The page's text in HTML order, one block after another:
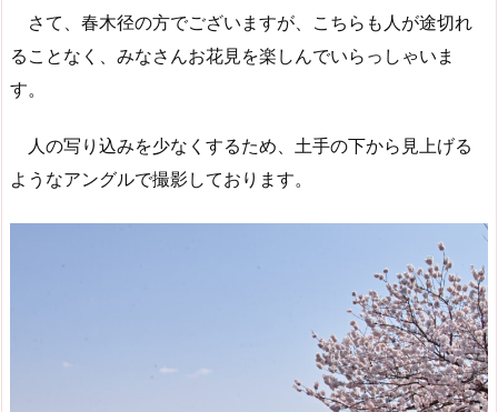
さて、春木径の方でございますが、こちらも人が途切れ
ることなく、みなさんお花見を楽しんでいらっしゃいま
す。
人の写り込みを少なくするため、土手の下から見上げる
ようなアングルで撮影しております。